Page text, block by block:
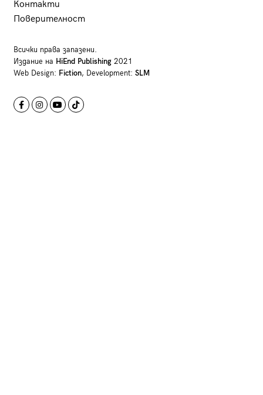
Контакти
Поверителност
Всички права запазени.
Издание на HiEnd Publishing2021
Web Design: Fiction, Development: SLM